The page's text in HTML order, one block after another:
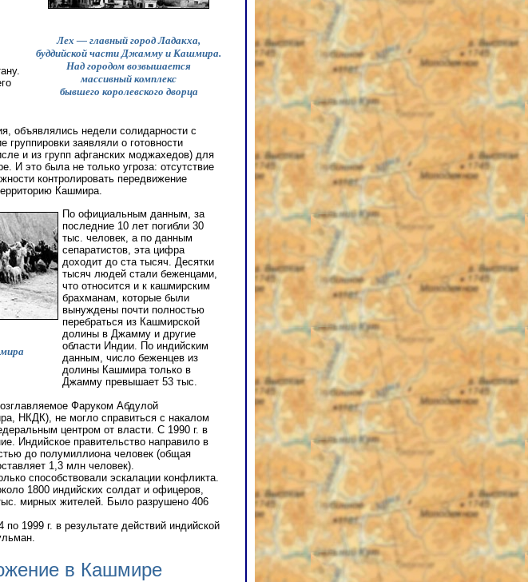
Лех — главный город Ладакха,
буддийской части Джамму и Кашмира.
Над городом возвышается
массивный комплекс
бывшего королевского дворца
объявлялись недели солидарности с
заявляли о готовности
и из групп афганских моджахедов) для
И это была не только угроза: отсутствие
контролировать передвижение
Кашмира.
По официальным данным, за
последние 10 лет погибли 30
тыс. человек, а по данным
сепаратистов, эта цифра
доходит до ста тысяч. Десятки
тысяч людей стали беженцами,
что относится и к кашмирским
брахманам, которые были
вынуждены почти полностью
перебраться из Кашмирской
долины в Джамму и другие
области Индии. По индийским
данным, число беженцев из
долины Кашмира только в
Джамму превышает 53 тыс.
Фаруком Абдулой
НКДК), не могло справиться с накалом
центром от власти. С 1990 г. в
Индийское правительство направило в
до полумиллиона человек (общая
1,3 млн человек).
способствовали эскалации конфликта.
1800 индийских солдат и офицеров,
мирных жителей. Было разрушено 406
1999 г. в результате действий индийской
в Кашмире